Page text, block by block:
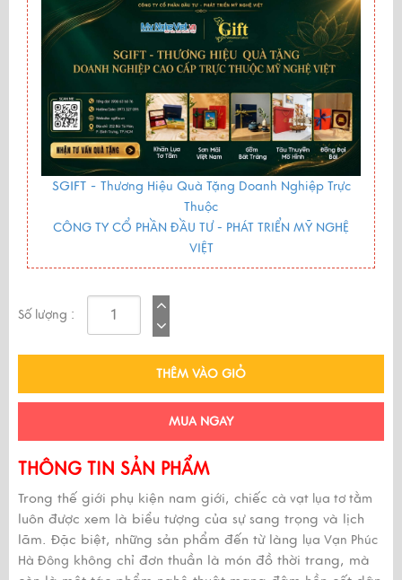
SGIFT - Thương Hiệu Quà Tặng Doanh Nghiệp Trực
Thuộc
CÔNG TY CỔ PHẦN ĐẦU TƯ - PHÁT TRIỂN MỸ NGHỆ
VIỆT
Số lượng :
THÊM VÀO GIỎ
MUA NGAY
THÔNG TIN SẢN PHẨM
Trong thế giới phụ kiện nam giới, chiếc cà vạt lụa tơ tằm
luôn được xem là biểu tượng của sự sang trọng và lịch
lãm. Đặc biệt, những sản phẩm đến từ làng lụa Vạn Phúc
Hà Đông không chỉ đơn thuần là món đồ thời trang, mà